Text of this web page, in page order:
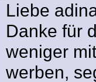
Liebe
Danke für
weniger
werben,